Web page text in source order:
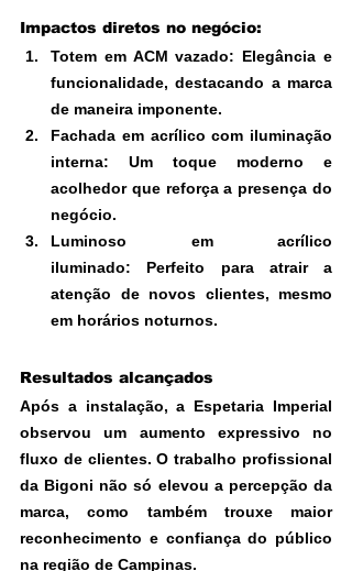
Impactos diretos no negócio:
Totem em ACM vazado: Elegância e
funcionalidade, destacando a marca
de maneira imponente.
Fachada em acrílico com iluminação
interna: Um toque moderno e
acolhedor que reforça a presença do
negócio.
Luminoso em acrílico
iluminado: Perfeito para atrair a
atenção de novos clientes, mesmo
em horários noturnos.
Resultados alcançados
Após a instalação, a Espetaria Imperial
observou um aumento expressivo no
fluxo de clientes. O trabalho profissional
da Bigoni não só elevou a percepção da
marca, como também trouxe maior
reconhecimento e confiança do público
na região de Campinas.